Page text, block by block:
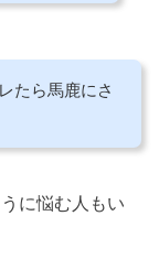
たら馬鹿にさ
に悩む人もい